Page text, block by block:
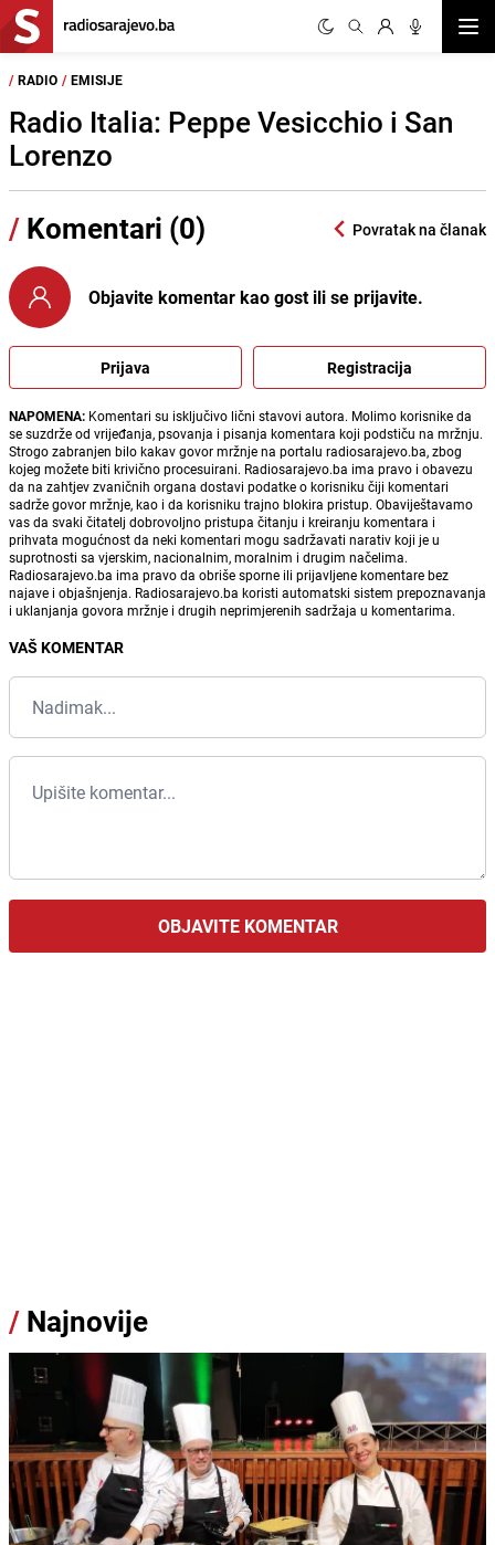
/ RADIO / EMISIJE
Radio Italia: Peppe Vesicchio i San
Lorenzo
/ Komentari (0) Povratak na članak
Objavite komentar kao gost ili se prijavite.
Prijava Registracija
NAPOMENA: Komentari su isključivo lični stavovi autora. Molimo korisnike da
se suzdrže od vrijeđanja, psovanja i pisanja komentara koji podstiču na mržnju.
Strogo zabranjen bilo kakav govor mržnje na portalu radiosarajevo.ba, zbog
kojeg možete biti krivično procesuirani. Radiosarajevo.ba ima pravo i obavezu
da na zahtjev zvaničnih organa dostavi podatke o korisniku čiji komentari
sadrže govor mržnje, kao i da korisniku trajno blokira pristup. Obaviještavamo
vas da svaki čitatelj dobrovoljno pristupa čitanju i kreiranju komentara i
prihvata mogućnost da neki komentari mogu sadržavati narativ koji je u
suprotnosti sa vjerskim, nacionalnim, moralnim i drugim načelima.
Radiosarajevo.ba ima pravo da obriše sporne ili prijavljene komentare bez
najave i objašnjenja. Radiosarajevo.ba koristi automatski sistem prepoznavanja
i uklanjanja govora mržnje i drugih neprimjerenih sadržaja u komentarima.
VAŠ KOMENTAR
OBJAVITE KOMENTAR
/ Najnovije